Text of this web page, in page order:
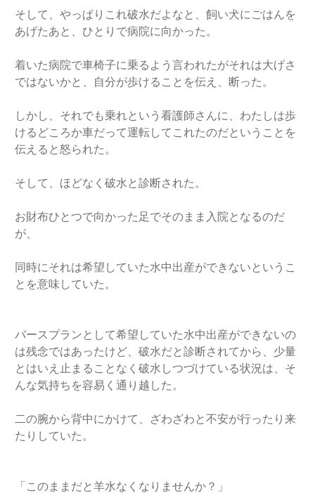
そして、やっぱりこれ破水だよなと、飼い犬にごはんを
あげたあと、ひとりで病院に向かった。
着いた病院で車椅子に乗るよう言われたがそれは大げさ
ではないかと、自分が歩けることを伝え、断った。
しかし、それでも乗れという看護師さんに、わたしは歩
けるどころか車だって運転してこれたのだということを
伝えると怒られた。
そして、ほどなく破水と診断された。
お財布ひとつで向かった足でそのまま入院となるのだ
が、
同時にそれは希望していた水中出産ができないというこ
とを意味していた。
バースプランとして希望していた水中出産ができないの
は残念ではあったけど、破水だと診断されてから、少量
とはいえ止まることなく破水しつづけている状況は、そ
んな気持ちを容易く通り越した。
二の腕から背中にかけて、ざわざわと不安が行ったり来
たりしていた。
「このままだと羊水なくなりませんか？」